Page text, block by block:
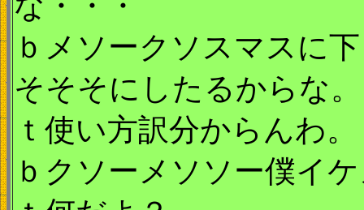
ｂメソークソスマスに
そそそにしたるからな。
ｔ使い方訳分からんわ。
ｂクソーメソソー僕イ